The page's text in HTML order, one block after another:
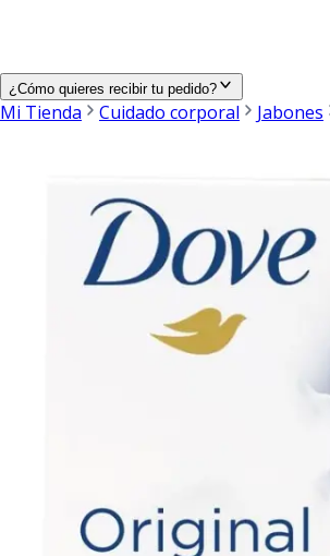
¿Cómo quieres recibir tu pedido?
Mi Tienda Cuidado corporal Jabones